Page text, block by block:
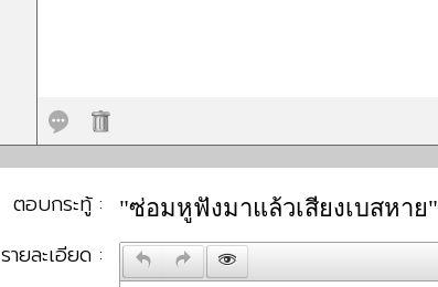
ตอบกระทู้ : "ซ่อมหูฟังมาแล้วเสียงเบสหาย"
รายละเอียด :